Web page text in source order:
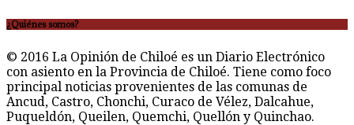
¿Quiénes somos?
© 2016 La Opinión de Chiloé es un Diario Electrónico
con asiento en la Provincia de Chiloé. Tiene como foco
principal noticias provenientes de las comunas de
Ancud, Castro, Chonchi, Curaco de Vélez, Dalcahue,
Puqueldón, Queilen, Quemchi, Quellón y Quinchao.